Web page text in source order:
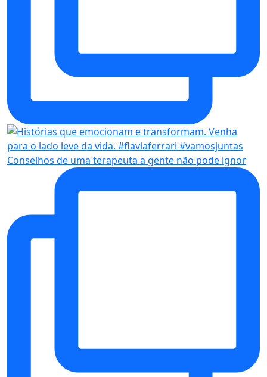
Conselhos de uma terapeuta a gente não pode ignor